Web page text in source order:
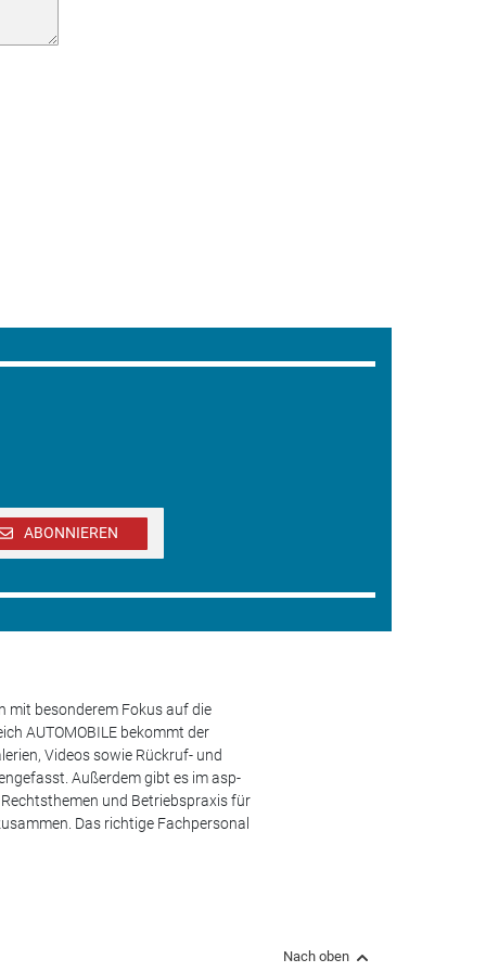
ABONNIEREN
mit besonderem Fokus auf die
AUTOMOBILE bekommt der
Videos sowie Rückruf- und
Außerdem gibt es im asp-
und Betriebspraxis für
Das richtige Fachpersonal
Nach oben